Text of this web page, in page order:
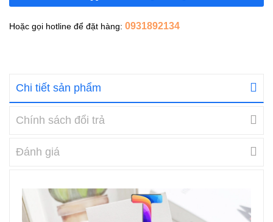
Hoặc gọi hotline để đặt hàng: 0931892134
Chi tiết sản phẩm
Chính sách đổi trả
Đánh giá